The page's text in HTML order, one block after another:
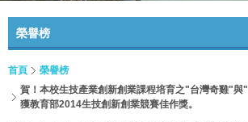
榮譽榜
首頁
榮譽榜
賀！本校生技產業創新創業課程培育之"台灣奇雞"
獲教育部2014生技創新創業競賽佳作獎。